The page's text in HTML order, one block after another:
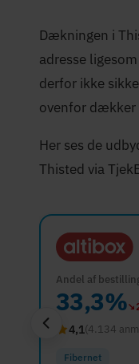
Dækningen i
adresse
derfor ikke
ovenfor dækker
Her ses de
Thisted via
Andel af
33,3%↘
4,1(4.134
Fibernet